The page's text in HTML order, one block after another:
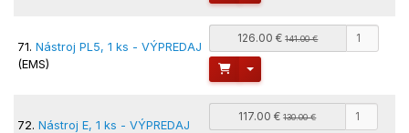
71. Nástroj PL5, 1 ks - VÝPREDAJ
(EMS)
126.00 €141.00 €
Toggle Dropdown
72. Nástroj E, 1 ks - VÝPREDAJ
117.00 €130.00 €